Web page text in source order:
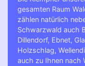
gesamten Raum
zählen natürlich
Schwarzwald auch
Dillendorf, Ebnet,
Holzschlag,
auch zu Ihnen nach